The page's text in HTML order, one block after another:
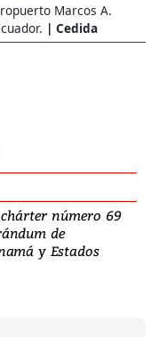
Marcos A.
Cedida
número 69
de
y Estados